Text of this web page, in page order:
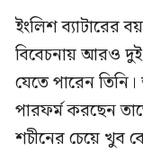
ইংলিশ ব্যাটারের
বিবেচনায় আরও দুই
যেতে পারেন
পারফর্ম করছেন
শচীনের চেয়ে খুব